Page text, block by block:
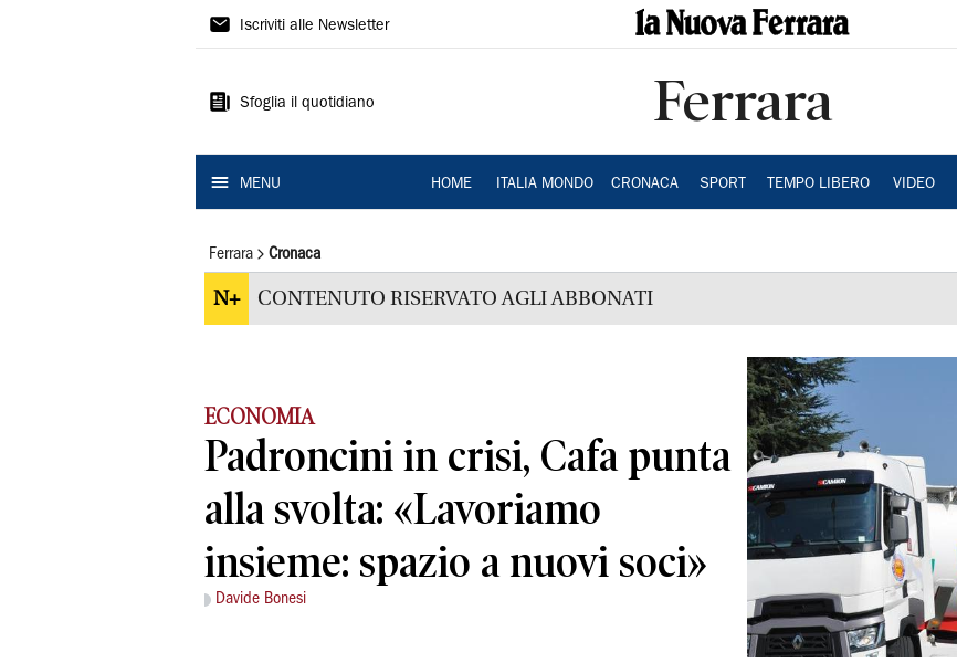
La
Ferrara
Iscriviti alle Newsletter
Sfoglia il quotidiano Ferrara
MENU HOME ITALIA MONDO CRONACA SPORT TEMPO LIBERO VIDEO
Ferrara Cronaca
N+ CONTENUTO RISERVATO AGLI ABBONATI
ECONOMIA
Padroncini in crisi, Cafa punta
alla svolta: «Lavoriamo
insieme: spazio a nuovi soci»
Davide Bonesi